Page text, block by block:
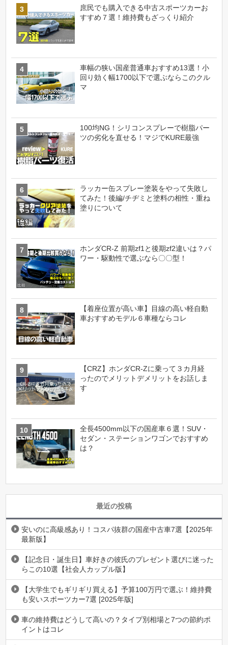
庶民でも購入できる中古スポーツカーお
すすめ７選！維持費もざっくり紹介
車幅の狭い国産普通車おすすめ13選！小
回り効く幅1700以下で選ぶならこのクル
マ
100均NG！シリコンスプレーで樹脂パー
ツの劣化を直せる！マジでKURE最強
ラッカー缶スプレー塗装をやって失敗し
てみた！後編/チヂミと塗料の相性・重ね
塗りについて
ホンダCR-Z 前期zf1と後期zf2違いは？パ
ワー・駆動性で選ぶなら〇〇型！
【着座位置が高い車】目線の高い軽自動
車おすすめモデル６車種ならコレ
【CRZ】ホンダCR-Zに乗って３カ月経
ったのでメリットデメリットをお話しま
す
全長4500mm以下の国産車６選！SUV・
セダン・ステーションワゴンでおすすめ
は？
最近の投稿
安いのに高級感あり！コスパ抜群の国産中古車7選【2025年
最新版】
【記念日・誕生日】車好きの彼氏のプレゼント選びに迷った
らこの10選【社会人カップル版】
【大学生でもギリギリ買える】予算100万円で選ぶ！維持費
も安いスポーツカー7選 [2025年版]
車の維持費はどうして高いの？タイプ別相場と7つの節約ポ
イントはコレ